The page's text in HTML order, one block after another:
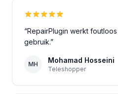
“RepairPlugin werkt
gebruik.”
MH Mohamad Hosseini
Teleshopper